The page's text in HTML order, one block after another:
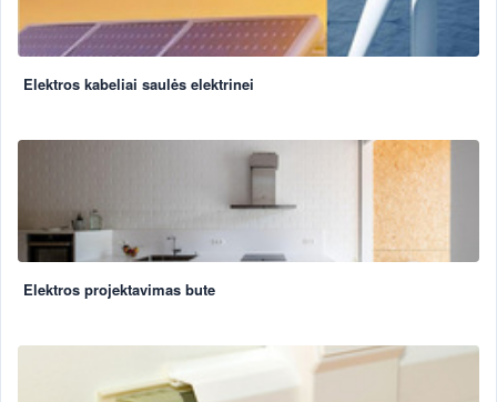
Elektros kabeliai saulės elektrinei
Elektros projektavimas bute